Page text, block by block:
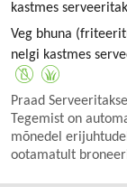
kastmes
Veg bhuna
nelgi kastmes
Praad
Tegemist on
mõnedel
ootamatult